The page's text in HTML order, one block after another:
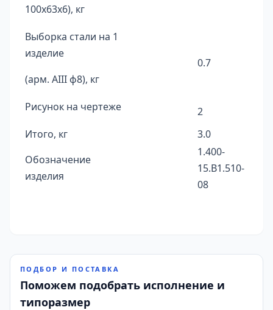
100х63х6), кг
Выборка стали на 1
изделие
(арм. AIII ф8), кг
0.7
Рисунок на чертеже
2
Итого, кг
3.0
Обозначение
изделия
1.400-
15.B1.510-
08
ПОДБОР И ПОСТАВКА
Поможем подобрать исполнение и
типоразмер